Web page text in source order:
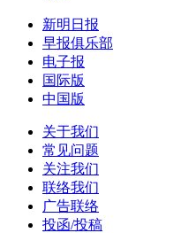
新明日报
早报俱乐部
电子报
国际版
中国版
关于我们
常见问题
关注我们
联络我们
广告联络
投函/投稿